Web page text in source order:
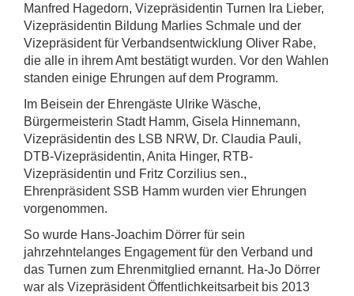
Manfred Hagedorn, Vizepräsidentin Turnen Ira Lieber,
Vizepräsidentin Bildung Marlies Schmale und der
Vizepräsident für Verbandsentwicklung Oliver Rabe,
die alle in ihrem Amt bestätigt wurden. Vor den Wahlen
standen einige Ehrungen auf dem Programm.
Im Beisein der Ehrengäste Ulrike Wäsche,
Bürgermeisterin Stadt Hamm, Gisela Hinnemann,
Vizepräsidentin des LSB NRW, Dr. Claudia Pauli,
DTB-Vizepräsidentin, Anita Hinger, RTB-
Vizepräsidentin und Fritz Corzilius sen.,
Ehrenpräsident SSB Hamm wurden vier Ehrungen
vorgenommen.
So wurde Hans-Joachim Dörrer für sein
jahrzehntelanges Engagement für den Verband und
das Turnen zum Ehrenmitglied ernannt. Ha-Jo Dörrer
war als Vizepräsident Öffentlichkeitsarbeit bis 2013